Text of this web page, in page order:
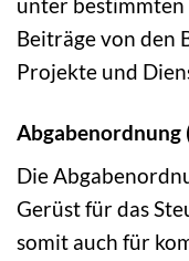
Beiträge von den
Projekte und
Abgabenordnung
Die
Gerüst für das
somit auch für